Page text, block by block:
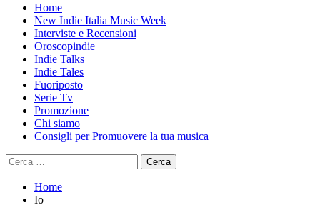
Primary
Menu
Home
New Indie Italia Music Week
Interviste e Recensioni
Oroscopindie
Indie Talks
Indie Tales
Fuoriposto
Serie Tv
Promozione
Chi siamo
Consigli per Promuovere la tua musica
Ricerca
per:
Home
Io